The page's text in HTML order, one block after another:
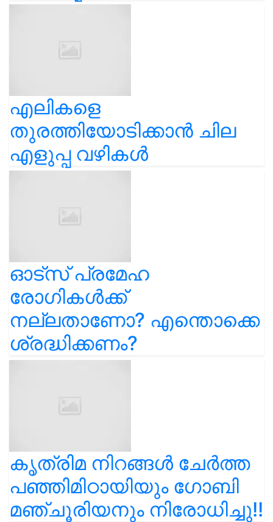
എലികളെ
തുരത്തിയോടിക്കാൻ ചില
എളുപ്പ വഴികൾ
ഓട്സ് പ്രമേഹ
രോഗികൾക്ക്
നല്ലതാണോ? എന്തൊക്കെ
ശ്രദ്ധിക്കണം?
കൃത്രിമ നിറങ്ങൾ ചേർത്ത
പഞ്ഞിമിഠായിയും ഗോബി
മഞ്ചൂരിയനും നിരോധിച്ചു!!